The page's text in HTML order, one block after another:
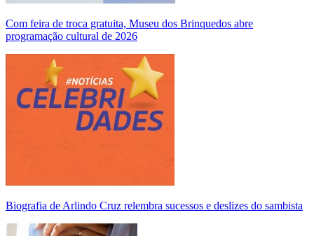
Com feira de troca gratuita, Museu dos Brinquedos abre
programação cultural de 2026
Biografia de Arlindo Cruz relembra sucessos e deslizes do sambista